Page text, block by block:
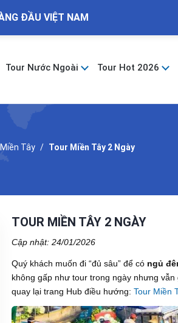
ĐẦU VIỆT NAM
Tour Nước Ngoài Tour Hot 2026
Tây Tour Miền Tây 2 Ngày
TOUR MIỀN TÂY 2 NGÀY
Cập nhật: 24/01/2026
Quý khách muốn đi “đủ sâu” để có ngủ
không gấp như tour trong ngày nhưng
quay lại trang Hub điều hướng:Tour Miền